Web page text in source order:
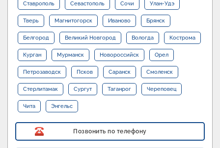
Ставрополь Севастополь Сочи Улан-Удэ
Тверь Магнитогорск Иваново Брянск
Белгород Великий Новгород Вологда Кострома
Курган Мурманск Новороссийск Орел
Петрозаводск Псков Саранск Смоленск
Стерлитамак Сургут Таганрог Череповец
Чита Энгельс
Позвонить по телефону